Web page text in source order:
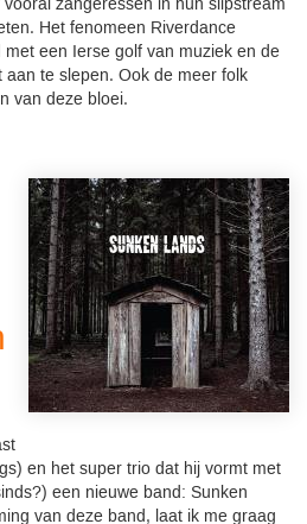
zangeressen in hun slipstream
Het fenomeen Riverdance
een Ierse golf van muziek en de
aan te slepen. Ook de meer folk
van deze bloei.
en het super trio dat hij vormt met
een nieuwe band: Sunken
van deze band, laat ik me graag